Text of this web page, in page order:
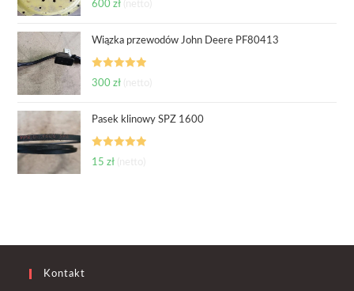
600zł
Wiązka przewodów John Deere PF80413
Oceniono
300zł
Pasek klinowy SPZ 1600
Oceniono
15zł
Kontakt